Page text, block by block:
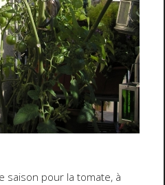
saison pour la tomate, à